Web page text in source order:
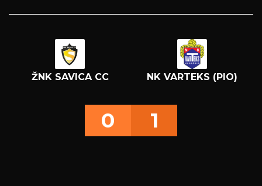
ŽNK SAVICA CC NK VARTEKS (PIO)
0 1